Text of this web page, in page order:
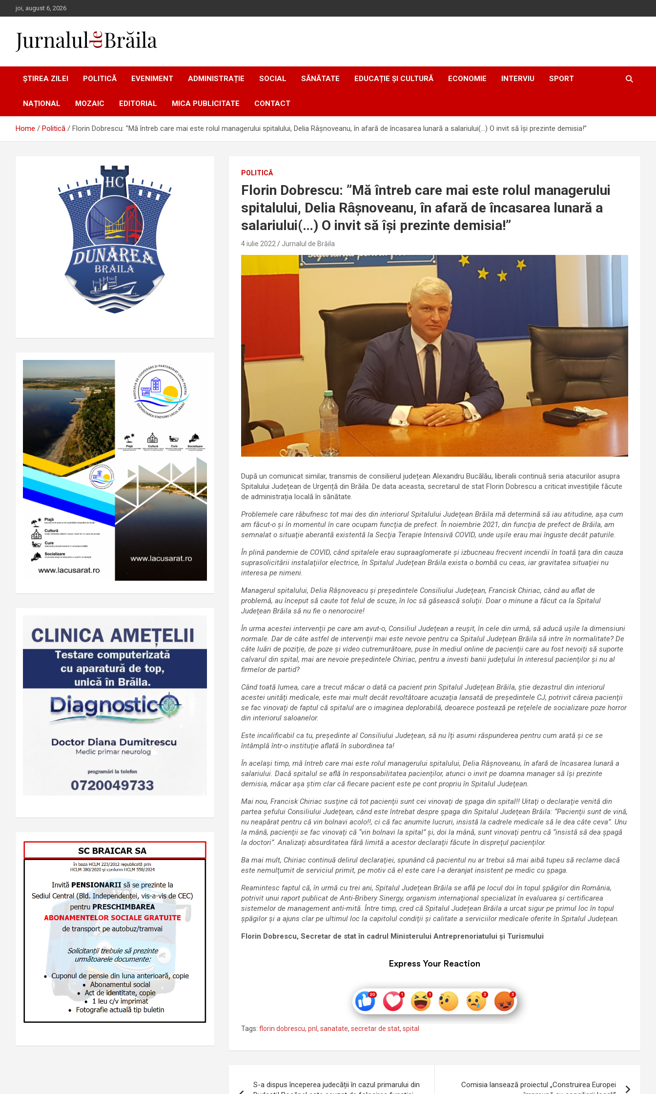
to
joi, august 6, 2026
Jurnalul de Brăila
ȘTIREA ZILEI POLITICĂ EVENIMENT ADMINISTRAȚIE SOCIAL SĂNĂTATE EDUCAȚIE ȘI CULTURĂ ECONOMIE INTERVIU SPORT
NAȚIONAL MOZAIC EDITORIAL MICA PUBLICITATE CONTACT
Home Politică Florin Dobrescu: ”Mă întreb care mai este rolul managerului spitalului, Delia Râşnoveanu, în afară de încasarea lunară a salariului(…) O invit să își prezinte demisia!”
POLITICĂ
Florin Dobrescu: ”Mă întreb care mai este rolul managerului
spitalului, Delia Râşnoveanu, în afară de încasarea lunară a
salariului(…) O invit să își prezinte demisia!”
4 iulie 2022 Jurnalul de Brăila
După un comunicat similar, transmis de consilierul județean Alexandru Bucălău, liberalii continuă seria atacurilor asupra
Spitalului Județean de Urgență din Brăila. De data aceasta, secretarul de stat Florin Dobrescu a criticat investițiile făcute
de administrația locală în sănătate.
Problemele care răbufnesc tot mai des din interiorul Spitalului Judeţean Brăila mă determină să iau atitudine, aşa cum
am făcut-o şi în momentul în care ocupam funcţia de prefect. În noiembrie 2021, din funcţia de prefect de Brăila, am
semnalat o situaţie aberantă existentă la Secţia Terapie Intensivă COVID, unde uşile erau mai înguste decât paturile.
În plină pandemie de COVID, când spitalele erau supraaglomerate şi izbucneau frecvent incendii în toată ţara din cauza
suprasolicitării instalaţiilor electrice, în Spitalul Judeţean Brăila exista o bombă cu ceas, iar gravitatea situaţiei nu
interesa pe nimeni.
Managerul spitalului, Delia Râşnoveacu și preşedintele Consiliului Judeţean, Francisk Chiriac, când au aflat de
problemă, au început să caute tot felul de scuze, în loc să găsească soluţii. Doar o minune a făcut ca la Spitalul
Judeţean Brăila să nu fie o nenorocire!
În urma acestei intervenţii pe care am avut-o, Consiliul Judeţean a reuşit, în cele din urmă, să aducă uşile la dimensiuni
normale. Dar de câte astfel de intervenţii mai este nevoie pentru ca Spitalul Judeţean Brăila să intre în normalitate? De
câte luări de poziţie, de poze şi video cutremurătoare, puse în mediul online de pacienţii care au fost nevoiţi să suporte
calvarul din spital, mai are nevoie preşedintele Chiriac, pentru a investi banii judeţului în interesul pacienţilor şi nu al
firmelor de partid?
Când toată lumea, care a trecut măcar o dată ca pacient prin Spitalul Judeţean Brăila, ştie dezastrul din interiorul
acestei unităţi medicale, este mai mult decât revoltătoare acuzaţia lansată de preşedintele CJ, potrivit căreia pacienţii
se fac vinovaţi de faptul că spitalul are o imaginea deplorabilă, deoarece postează pe reţelele de socializare poze horror
din interiorul saloanelor.
Este incalificabil ca tu, preşedinte al Consiliului Judeţean, să nu îţi asumi răspunderea pentru cum arată şi ce se
întâmplă într-o instituţie aflată în subordinea ta!
În acelaşi timp, mă întreb care mai este rolul managerului spitalului, Delia Râşnoveanu, în afară de încasarea lunară a
salariului. Dacă spitalul se află în responsabilitatea pacienţilor, atunci o invit pe doamna manager să îşi prezinte
demisia, măcar aşa ştim clar că fiecare pacient este pe cont propriu în Spitalul Judeţean.
Mai nou, Francisk Chiriac susţine că tot pacienţii sunt cei vinovaţi de şpaga din spital!! Uitaţi o declaraţie venită din
partea şefului Consiliului Judeţean, când este întrebat despre şpaga din Spitalul Judeţean Brăila: “Pacienţii sunt de vină,
nu neapărat pentru că vin bolnavi acolo!!, ci că fac anumite lucruri, insistă la cadrele medicale să le dea câte ceva”. Unu
la mână, pacienţii se fac vinovaţi că “vin bolnavi la spital” şi, doi la mână, sunt vinovaţi pentru că “insistă să dea şpagă
la doctori”. Analizaţi absurditatea fără limită a acestor declaraţii făcute în dispreţul pacienţilor.
Ba mai mult, Chiriac continuă delirul declaraţiei, spunând că pacientul nu ar trebui să mai aibă tupeu să reclame dacă
este nemulţumit de serviciul primit, pe motiv că el este care l-a deranjat insistent pe medic cu şpaga.
Reamintesc faptul că, în urmă cu trei ani, Spitalul Judeţean Brăila se află pe locul doi în topul şpăgilor din România,
potrivit unui raport publicat de Anti-Bribery Sinergy, organism internaţional specializat în evaluarea şi certificarea
sistemelor de management anti-mită. Între timp, cred că Spitalul Județean Brăila a urcat sigur pe primul loc în topul
şpăgilor şi a ajuns clar pe ultimul loc la capitolul condiţii şi calitate a serviciilor medicale oferite în Spitalul Judeţean.
Florin Dobrescu, Secretar de stat în cadrul Ministerului Antreprenoriatului şi Turismului
Express Your Reaction
Tags: florin dobrescu, pnl, sanatate, secretar de stat, spital
S-a dispus începerea judecății în cazul primarului din
Comisia lansează proiectul „Construirea Europei